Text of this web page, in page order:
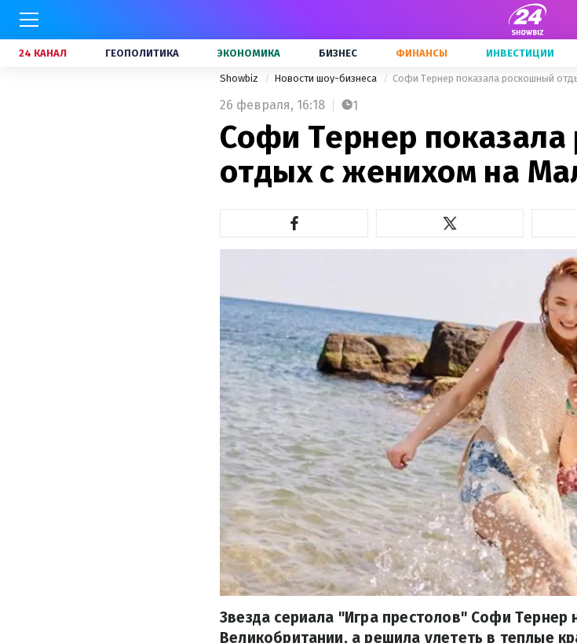
24 КАНАЛ ГЕОПОЛИТИКА ЭКОНОМИКА БИЗНЕС ФИНАНСЫ ИНВЕСТИЦИИ
Showbiz Новости шоу-бизнеса Софи Тернер показала роскошный
26 февраля, 16:18 1
Софи Тернер
отдых с женихом на
Звезда сериала "Игра престолов" Софи Тернер
Великобритании, а решила улететь в теплые